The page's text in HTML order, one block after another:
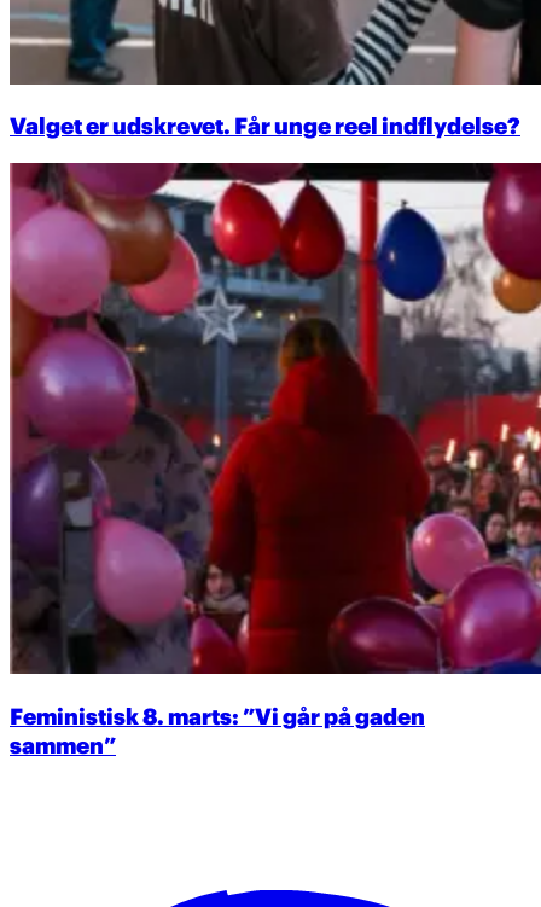
Valget er udskrevet. Får unge reel indflydelse?
Feministisk 8. marts: ”Vi går på gaden
sammen”